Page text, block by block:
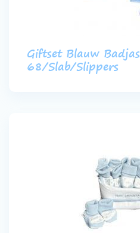
Giftset Blauw
68/Slab/Slippers